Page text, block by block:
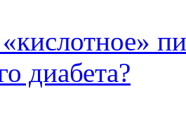
диабета?